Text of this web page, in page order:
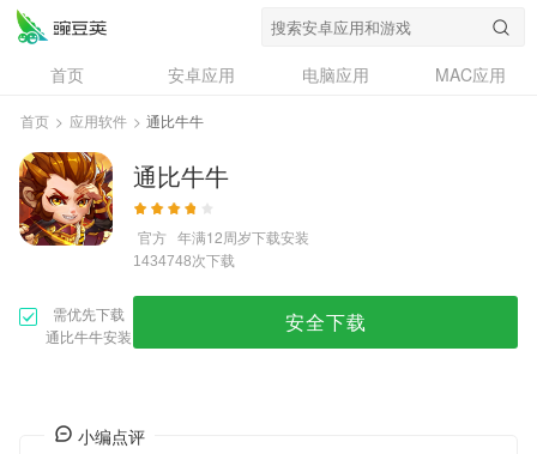
首页 安卓应用 电脑应用
MAC应用
资讯
专题
问答
首页 > 应用软件 > 通比牛牛
通比牛牛
官方 年满12周岁下载安装
1434748次下载
需优先下载
通比牛牛安装
安全下载
小编点评